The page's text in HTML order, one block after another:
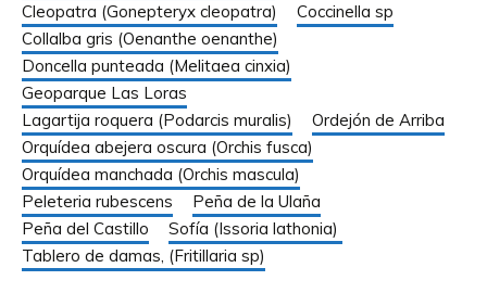
Cleopatra (Gonepteryx cleopatra)
Coccinella sp
Collalba gris (Oenanthe oenanthe)
Doncella punteada (Melitaea cinxia)
Geoparque Las Loras
Lagartija roquera (Podarcis muralis)
Ordejón de Arriba
Orquídea abejera oscura (Orchis fusca)
Orquídea manchada (Orchis mascula)
Peleteria rubescens
Peña de la Ulaña
Peña del Castillo
Sofía (Issoria lathonia)
Tablero de damas, (Fritillaria sp)